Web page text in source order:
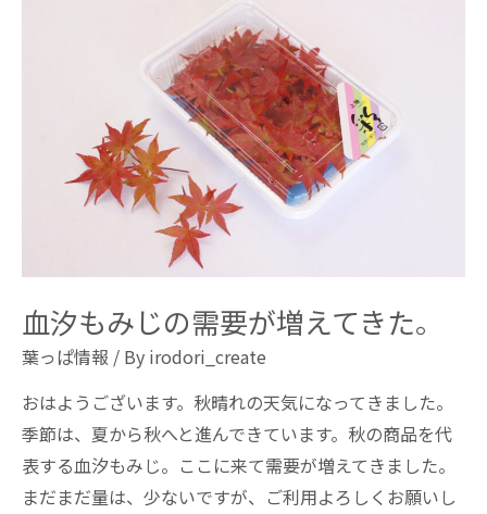
血汐もみじの需要が増えてきた。
葉っぱ情報 / By irodori_create
おはようございます。秋晴れの天気になってきました。
季節は、夏から秋へと進んできています。秋の商品を代
表する血汐もみじ。ここに来て需要が増えてきました。
まだまだ量は、少ないですが、ご利用よろしくお願いし